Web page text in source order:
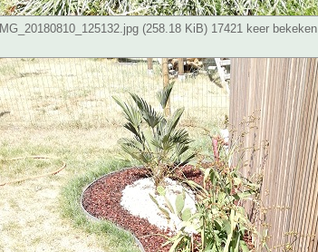
IMG_20180810_125132.jpg (258.18 KiB) 17421 keer bekeken